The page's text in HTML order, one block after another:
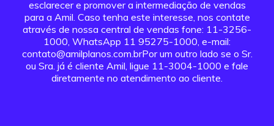
esclarecer e promover a intermediação de vendas
para a Amil. Caso tenha este interesse, nos contate
através de nossa central de vendas fone: 11-3256-
1000, WhatsApp 11 95275-1000, e-mail:
contato@amilplanos.com.brPor um outro lado se o Sr.
ou Sra. já é cliente Amil, ligue 11-3004-1000 e fale
diretamente no atendimento ao cliente.